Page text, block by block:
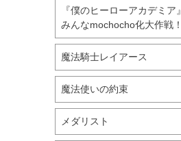
『僕のヒーローアカデミア』
みんなmochocho化大作戦！
魔法騎士レイアース
魔法使いの約束
メダリスト